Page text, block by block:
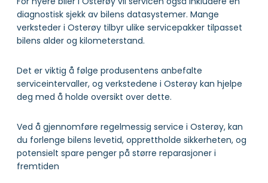
diagnostisk sjekk av bilens datasystemer. Mange
verksteder i Osterøy tilbyr ulike servicepakker tilpasset
bilens alder og kilometerstand.
Det er viktig å følge produsentens anbefalte
serviceintervaller, og verkstedene i Osterøy kan hjelpe
deg med å holde oversikt over dette.
Ved å gjennomføre regelmessig service i Osterøy, kan
du forlenge bilens levetid, opprettholde sikkerheten, og
potensielt spare penger på større reparasjoner i
fremtiden